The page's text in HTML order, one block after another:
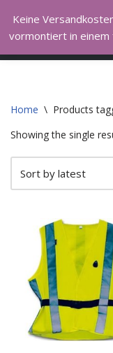
Skip
to
Hall of Bike
I love to ride my bicycle
Home \ Products
Showing the single
Keine
vormontiert in